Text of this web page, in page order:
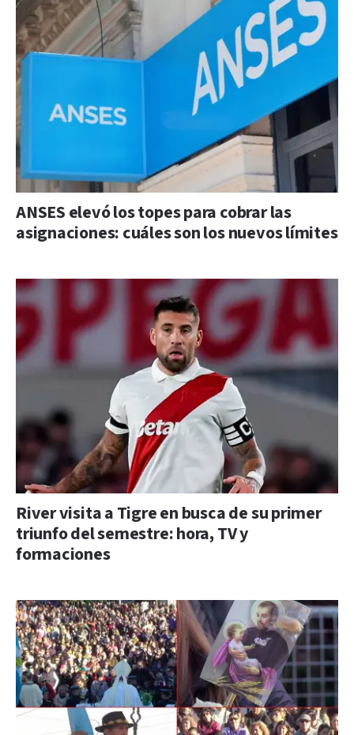
ANSES elevó los topes para cobrar las
asignaciones: cuáles son los nuevos límites
River visita a Tigre en busca de su primer
triunfo del semestre: hora, TV y
formaciones